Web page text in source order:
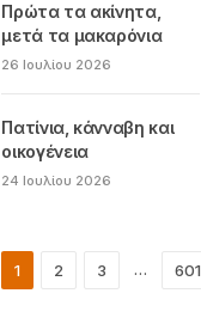
Πρώτα τα ακίνητα,
μετά τα μακαρόνια
26 Ιουλίου 2026
Πατίνια, κάνναβη και
οικογένεια
24 Ιουλίου 2026
1 2 3 … 601